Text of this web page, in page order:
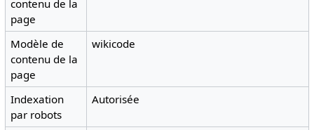
contenu de la
page
Modèle de
contenu de la
page
wikicode
Indexation
par robots
Autorisée